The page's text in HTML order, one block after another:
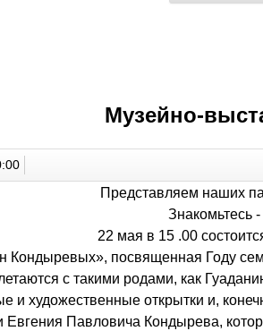
Музейно-
Представляем наших
Знакомьтесь
22 мая в 15 .00
Кондыревых», посвященная Году
с такими родами, как
и художественные открытки и,
Евгения Павловича Кондырева,